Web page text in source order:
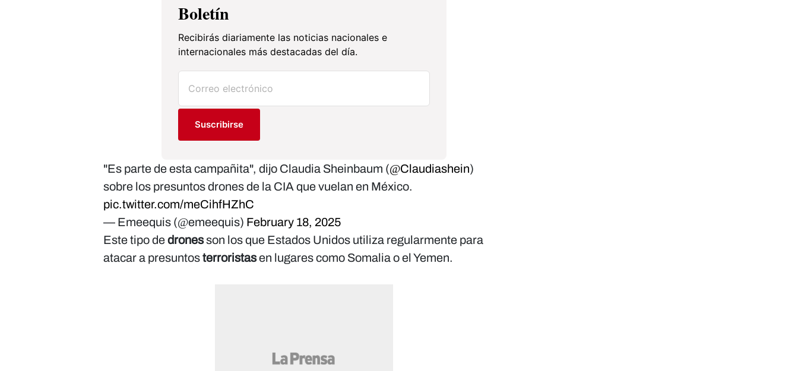
Boletín
Recibirás diariamente las noticias nacionales e
internacionales más destacadas del día.
Suscribirse
"Es parte de esta campañita", dijo Claudia Sheinbaum (@Claudiashein)
sobre los presuntos drones de la CIA que vuelan en México.
pic.twitter.com/meCihfHZhC
— Emeequis (@emeequis) February 18, 2025
Este tipo dedronesson los que Estados Unidos utiliza regularmente para
atacar a presuntosterroristasen lugares como Somalia o el Yemen.